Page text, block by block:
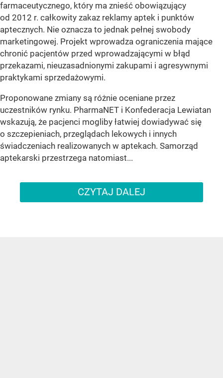
farmaceutycznego, który ma znieść obowiązujący
od 2012 r. całkowity zakaz reklamy aptek i punktów
aptecznych. Nie oznacza to jednak pełnej swobody
marketingowej. Projekt wprowadza ograniczenia mające
chronić pacjentów przed wprowadzającymi w błąd
przekazami, nieuzasadnionymi zakupami i agresywnymi
praktykami sprzedażowymi.
Proponowane zmiany są różnie oceniane przez
uczestników rynku. PharmaNET i Konfederacja Lewiatan
wskazują, że pacjenci mogliby łatwiej dowiadywać się
o szczepieniach, przeglądach lekowych i innych
świadczeniach realizowanych w aptekach. Samorząd
aptekarski przestrzega natomiast...
CZYTAJ DALEJ